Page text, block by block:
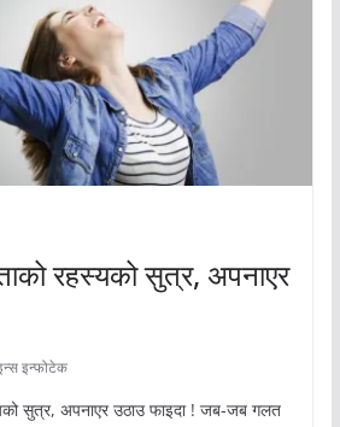
रहस्यको सुत्र, अपनाएर
इन्फोटेक
सुत्र, अपनाएर उठाउ फाइदा ! जब-जब गलत